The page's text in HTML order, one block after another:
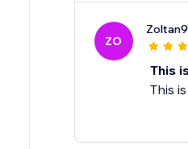
ZO
This
This